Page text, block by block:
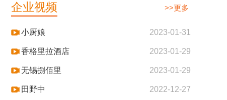
企业视频 >>更多
小厨娘 2023-01-31
香格里拉酒店 2023-01-29
无锡捌佰里 2023-01-29
田野中 2022-12-27